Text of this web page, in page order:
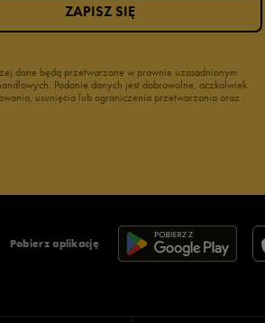
dane będą przetwarzane w prawnie uzasadnionym
Podanie danych jest dobrowolne, aczkolwiek
usunięcia lub ograniczenia przetwarzania oraz
ZAPISZ SIĘ
Pobierz aplikację